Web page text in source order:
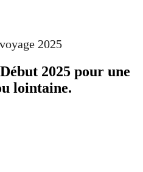
2025
2025 pour une
lointaine.